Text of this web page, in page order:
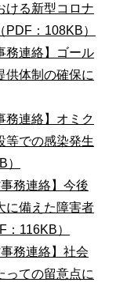
ける新型コロナ
：108KB）
務連絡】ゴール
供体制の確保に
務連絡】オミク
等での感染発生
務連絡】今後
に備えた障害者
116KB）
務連絡】社会
っての留意点に